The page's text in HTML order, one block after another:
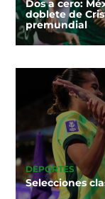
Dos a cero:
doblete de
premundial
DEPORTES
Selecciones